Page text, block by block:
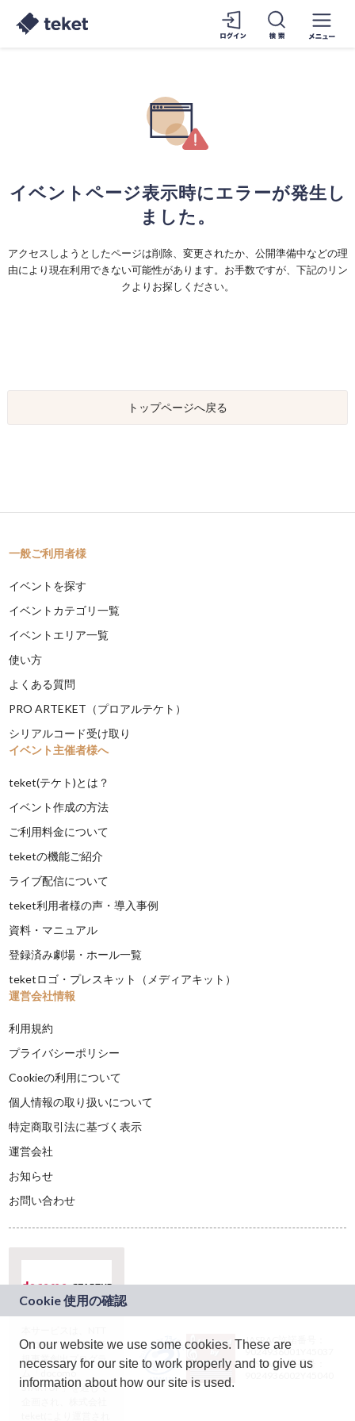
イベントページ表示時にエラーが発生し
ました。
アクセスしようとしたページは削除、変更されたか、公開準備中などの理
由により現在利用できない可能性があります。お手数ですが、下記のリン
クよりお探しください。
トップページへ戻る
一般ご利用者様
イベントを探す
イベントカテゴリ一覧
イベントエリア一覧
使い方
よくある質問
PRO ARTEKET（プロアルテケト）
シリアルコード受け取り
イベント主催者様へ
teket(テケト)とは？
イベント作成の方法
ご利用料金について
teketの機能ご紹介
ライブ配信について
teket利用者様の声・導入事例
資料・マニュアル
登録済み劇場・ホール一覧
teketロゴ・プレスキット（メディアキット）
運営会社情報
利用規約
プライバシーポリシー
Cookieの利用について
個人情報の取り扱いについて
特定商取引法に基づく表示
運営会社
お知らせ
お問い合わせ
ドコモグループの新
規事業創出プログラ
ム「docomo
STARTUP」を通じて
JASRAC許諾番号：
9024936001Y45037
JASRAC許諾番号：
On our website we use some cookies. These are
necessary for our site to work properly and to give us
information about how our site is used.